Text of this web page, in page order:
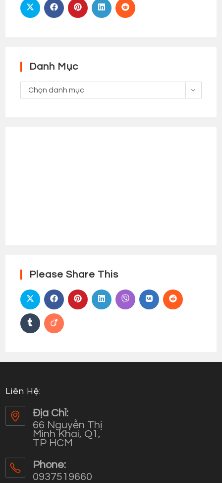
Danh Mục
DanhChọn danh mục
Please Share This
Liên Hệ:
Địa Chỉ:
66 Nguyễn Thị
Minh Khai, Q1,
TP HCM
Phone:
0937519660